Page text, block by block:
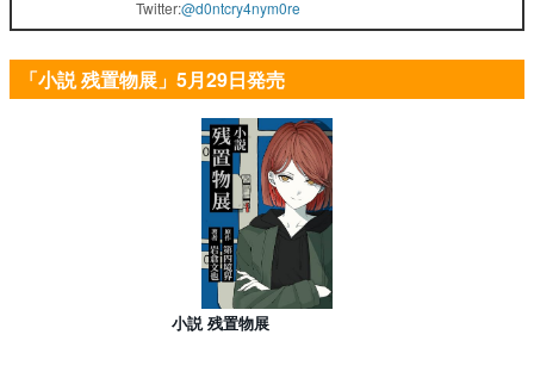
Twitter:@d0ntcry4nym0re
「小説 残置物展」5月29日発売
小説 残置物展